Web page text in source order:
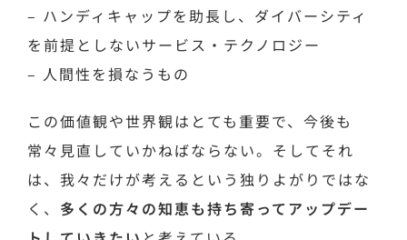
– ハンディキャップを助長し、ダイバーシティ
を前提としないサービス・テクノロジー
– 人間性を損なうもの
この価値観や世界観はとても重要で、今後も
常々見直していかねばならない。そしてそれ
は、我々だけが考えるという独りよがりではな
く、 多くの方々の知恵も持ち寄ってアップデー